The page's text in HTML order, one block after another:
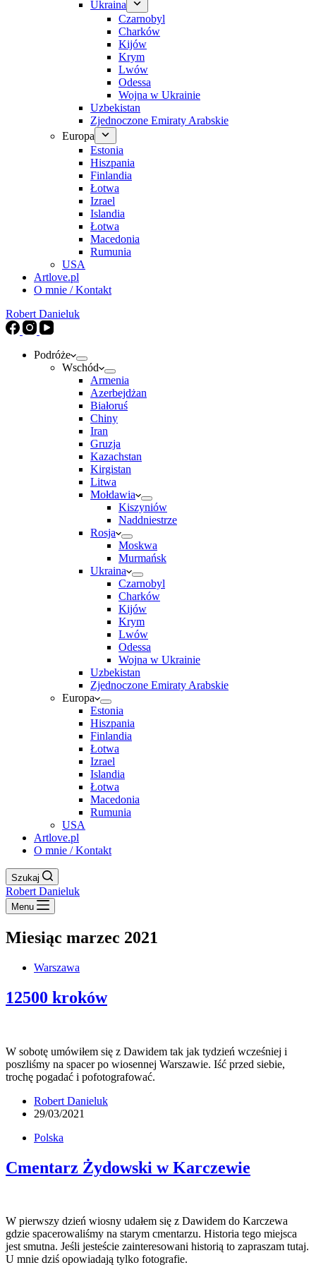
Ukraina
Czarnobyl
Charków
Kijów
Krym
Lwów
Odessa
Wojna w Ukrainie
Uzbekistan
Zjednoczone Emiraty Arabskie
Europa
Estonia
Hiszpania
Finlandia
Łotwa
Izrael
Islandia
Łotwa
Macedonia
Rumunia
USA
Artlove.pl
O mnie / Kontakt
Robert Danieluk
Podróże
Wschód
Armenia
Azerbejdżan
Białoruś
Chiny
Iran
Gruzja
Kazachstan
Kirgistan
Litwa
Mołdawia
Kiszyniów
Naddniestrze
Rosja
Moskwa
Murmańsk
Ukraina
Czarnobyl
Charków
Kijów
Krym
Lwów
Odessa
Wojna w Ukrainie
Uzbekistan
Zjednoczone Emiraty Arabskie
Europa
Estonia
Hiszpania
Finlandia
Łotwa
Izrael
Islandia
Łotwa
Macedonia
Rumunia
USA
Artlove.pl
O mnie / Kontakt
Szukaj
Robert Danieluk
Menu
Miesiąc marzec 2021
Warszawa
12500 kroków
W sobotę umówiłem się z Dawidem tak jak tydzień wcześniej i
poszliśmy na spacer po wiosennej Warszawie. Iść przed siebie,
trochę pogadać i pofotografować.
Robert Danieluk
29/03/2021
Polska
Cmentarz Żydowski w Karczewie
W pierwszy dzień wiosny udałem się z Dawidem do Karczewa
gdzie spacerowaliśmy na starym cmentarzu. Historia tego miejsca
jest smutna. Jeśli jesteście zainteresowani historią to zapraszam tutaj.
U mnie dziś opowiadają tylko fotografie.